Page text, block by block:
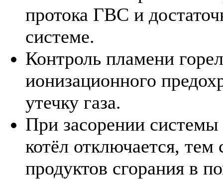
протока ГВС и
системе.
Контроль пламени
ионизационного
утечку газа.
При засорении системы
котёл отключается,
продуктов сгорания в